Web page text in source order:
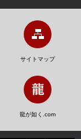
サイトマップ
龍が如く.com